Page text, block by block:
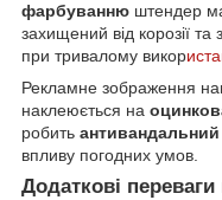
фарбуванню штендер
захищений від корозії та
при тривалому викор
Рекламне зображення
наклеюється на
робить
впливу погодних умов.
Додаткові